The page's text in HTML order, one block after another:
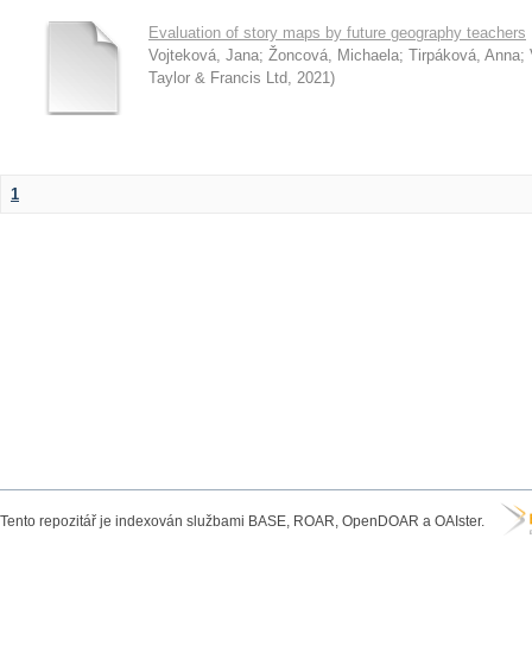
Evaluation of story maps by future geography teachers
Vojteková, Jana; Žoncová, Michaela; Tirpáková, Anna;
Taylor & Francis Ltd, 2021)
1
Tento repozitář je indexován službami BASE, ROAR, OpenDOAR a OAIster.